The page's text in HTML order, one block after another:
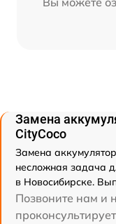
Замена
CityCoco
Замена
несложная задача
в Новосибирске.
Позвоните нам и